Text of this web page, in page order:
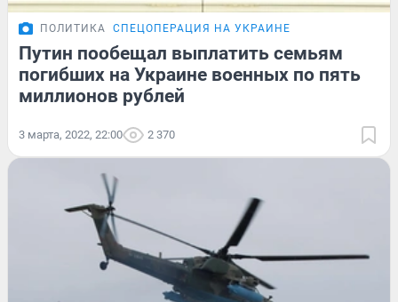
ПОЛИТИКА СПЕЦОПЕРАЦИЯ НА УКРАИНЕ
Путин пообещал выплатить семьям
погибших на Украине военных по пять
миллионов рублей
3 марта, 2022, 22:00 2 370